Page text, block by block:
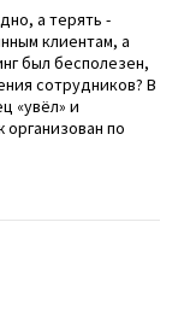
а терять -
клиентам, а
был бесполезен,
сотрудников? В
«увёл» и
по